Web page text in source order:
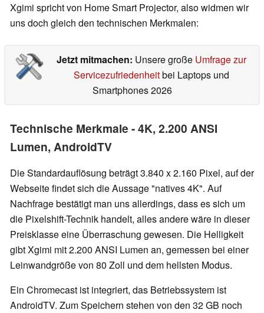
Xgimi spricht von Home Smart Projector, also widmen wir
uns doch gleich den technischen Merkmalen:
Jetzt mitmachen: Unsere große Umfrage zur
Servicezufriedenheitbei Laptops und
Smartphones 2026
Technische Merkmale - 4K, 2.200 ANSI
Lumen, AndroidTV
Die Standardauflösung beträgt 3.840 x 2.160 Pixel, auf der
Webseite findet sich die Aussage "natives 4K". Auf
Nachfrage bestätigt man uns allerdings, dass es sich um
die Pixelshift-Technik handelt, alles andere wäre in dieser
Preisklasse eine Überraschung gewesen. Die Helligkeit
gibt Xgimi mit 2.200 ANSI Lumen an, gemessen bei einer
Leinwandgröße von 80 Zoll und dem hellsten Modus.
Ein Chromecast ist integriert, das Betriebssystem ist
AndroidTV. Zum Speichern stehen von den 32 GB noch